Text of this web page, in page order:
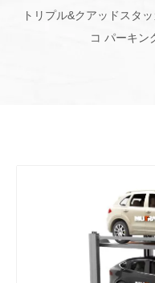
トリプル&クアッドスタ
コ パーキン